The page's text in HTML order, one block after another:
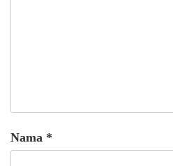
Nama *